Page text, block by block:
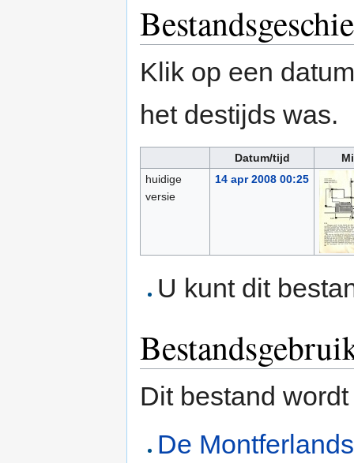
Klik op een
het destijds was.
Datum/tijd
huidige
versie
14 apr 2008 00:25
U kunt dit
Dit bestand
De